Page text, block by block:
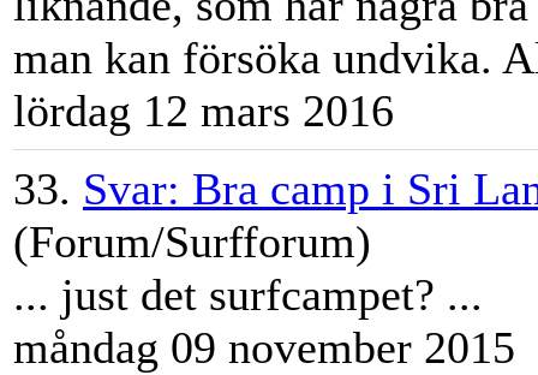
man kan försöka undvika.
lördag 12 mars 2016
33. Svar: Bra camp i Sri
(Forum/Surfforum)
... just det surfcampet? ...
måndag 09 november 2015